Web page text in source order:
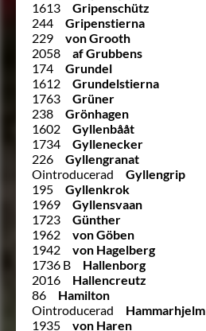
1613
Gripenschütz
244
Gripenstierna
229
von Grooth
2058
af Grubbens
174
Grundel
1612
Grundelstierna
1763
Grüner
238
Grönhagen
1602
Gyllenbååt
1734
Gyllenecker
226
Gyllengranat
Ointroducerad
Gyllengrip
195
Gyllenkrok
1969
Gyllensvaan
1723
Günther
1962
von Göben
1942
von Hagelberg
1736 B
Hallenborg
2016
Hallencreutz
86
Hamilton
Ointroducerad
Hammarhjelm
1935
von Haren